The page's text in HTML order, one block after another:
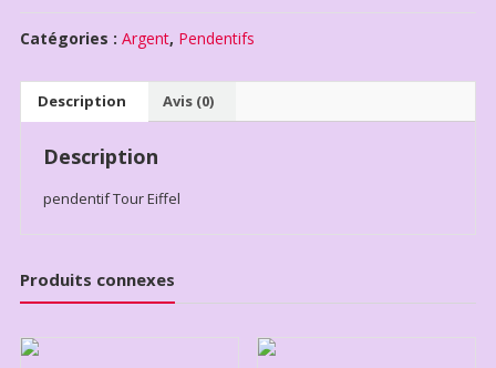
Catégories : Argent, Pendentifs
Description Avis (0)
Description
pendentif Tour Eiffel
Produits connexes